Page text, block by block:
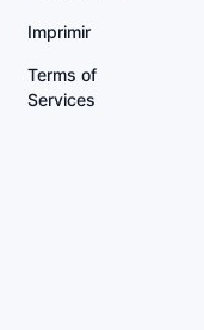
Imprimir
Terms of
Services